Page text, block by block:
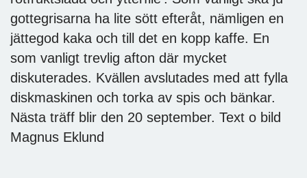
gottegrisarna ha lite sött efteråt, nämligen en
jättegod kaka och till det en kopp kaffe. En
som vanligt trevlig afton där mycket
diskuterades. Kvällen avslutades med att fylla
diskmaskinen och torka av spis och bänkar.
Nästa träff blir den 20 september. Text o bild
Magnus Eklund